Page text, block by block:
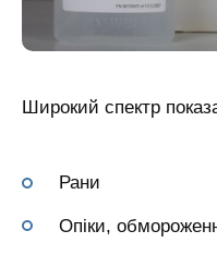
Широкий спектр
Рани
Опіки,